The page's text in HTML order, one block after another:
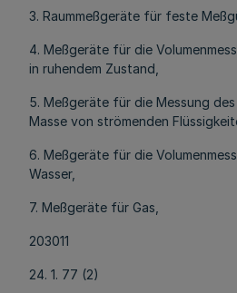
3. Raummeßgeräte für feste
4. Meßgeräte für die
in ruhendem Zustand,
5. Meßgeräte für die Messung
Masse von strömenden
6. Meßgeräte für die
Wasser,
7. Meßgeräte für Gas,
203011
24. 1. 77 (2)